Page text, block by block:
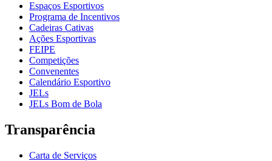
Espaços Esportivos
Programa de Incentivos
Cadeiras Cativas
Ações Esportivas
FEIPE
Competições
Convenentes
Calendário Esportivo
JELs
JELs Bom de Bola
Transparência
Carta de Serviços